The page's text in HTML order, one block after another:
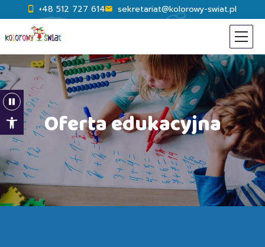
Open toolbar
+48 512 727 614 sekretariat@kolorowy-swiat.pl
Oferta edukacyjna